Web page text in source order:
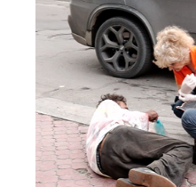
Centrul PAS
Școala E-Sănătate
SanoTeca